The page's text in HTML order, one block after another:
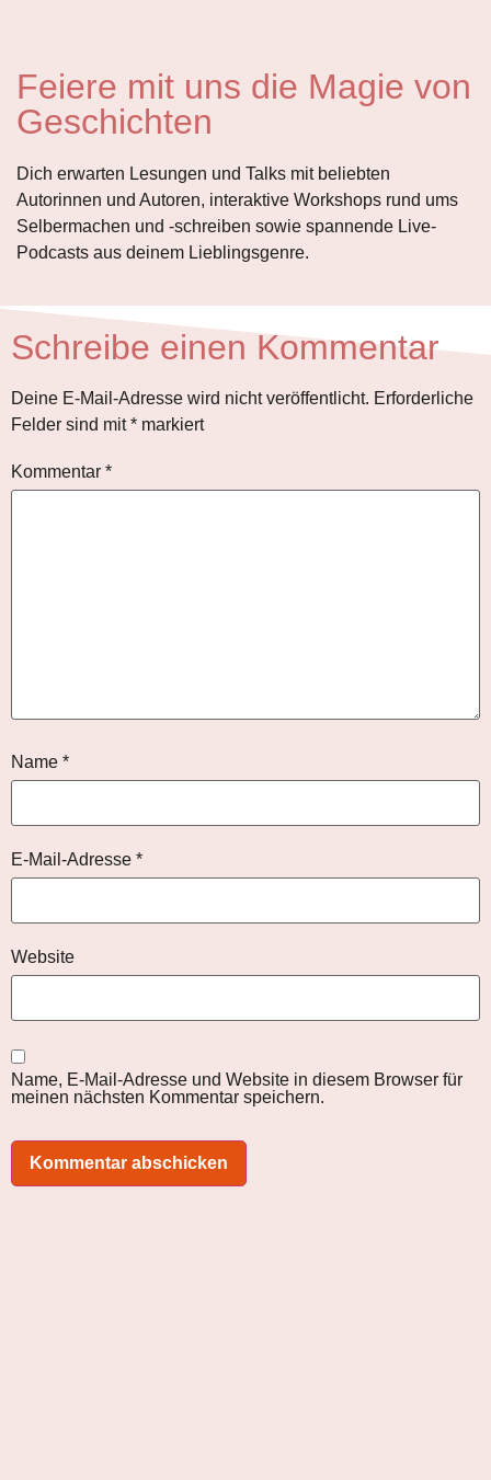
Feiere mit uns die Magie von
Geschichten
Dich erwarten Lesungen und Talks mit beliebten
Autorinnen und Autoren, interaktive Workshops rund ums
Selbermachen und -schreiben sowie spannende Live-
Podcasts aus deinem Lieblingsgenre.
Schreibe einen Kommentar
Deine E-Mail-Adresse wird nicht veröffentlicht. Erforderliche
Felder sind mit* markiert
Kommentar *
Name *
E-Mail-Adresse *
Website
Name, E-Mail-Adresse und Website in diesem Browser für
meinen nächsten Kommentar speichern.